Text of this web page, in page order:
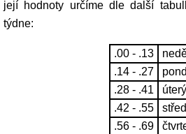
její hodnoty určíme dle další
týdne:
.00 - .13
.14 - .27
.28 - .41
úterý
.42 - .55
.56 - .69